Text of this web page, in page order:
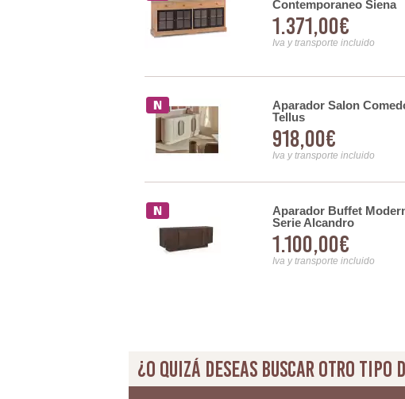
Contemporaneo Siena
1.371,00€
Iva y transporte incluido
Aparador Salon
Tellus
918,00€
Iva y transporte incluido
Aparador Buffet
Serie Alcandro
1.100,00€
Iva y transporte incluido
¿O quizá deseas buscar otro tipo